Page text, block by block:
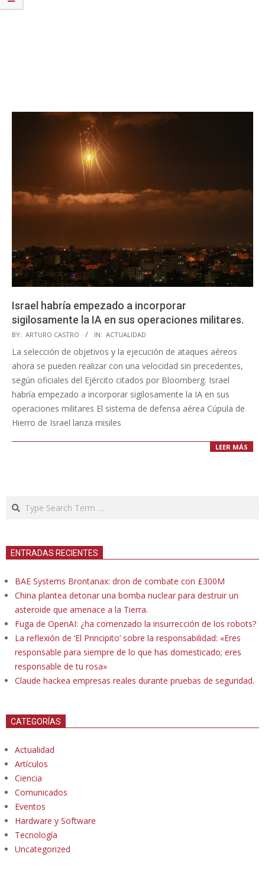
Israel habría empezado a incorporar
sigilosamente la IA en sus operaciones militares.
2023-
07-
18
BY: ARTURO CASTRO IN: ACTUALIDAD
La selección de objetivos y la ejecución de ataques aéreos
ahora se pueden realizar con una velocidad sin precedentes,
según oficiales del Ejército citados por Bloomberg. Israel
habría empezado a incorporar sigilosamente la IA en sus
operaciones militares El sistema de defensa aérea Cúpula de
Hierro de Israel lanza misiles
LEER MÁS
Search
ENTRADAS RECIENTES
BAE Systems Brontanax: dron de combate con £300M
China plantea detonar una bomba nuclear para destruir un
asteroide que amenace a la Tierra.
Fuga de OpenAI: ¿ha comenzado la insurrección de los robots?
La reflexión de ‘El Principito’ sobre la responsabilidad: «Eres
responsable para siempre de lo que has domesticado; eres
responsable de tu rosa»
Claude hackea empresas reales durante pruebas de seguridad.
CATEGORÍAS
Actualidad
Artículos
Ciencia
Comunicados
Eventos
Hardware y Software
Tecnología
Uncategorized